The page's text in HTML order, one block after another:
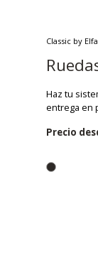
Classic by Elfa
Haz tu
entrega en
Precio